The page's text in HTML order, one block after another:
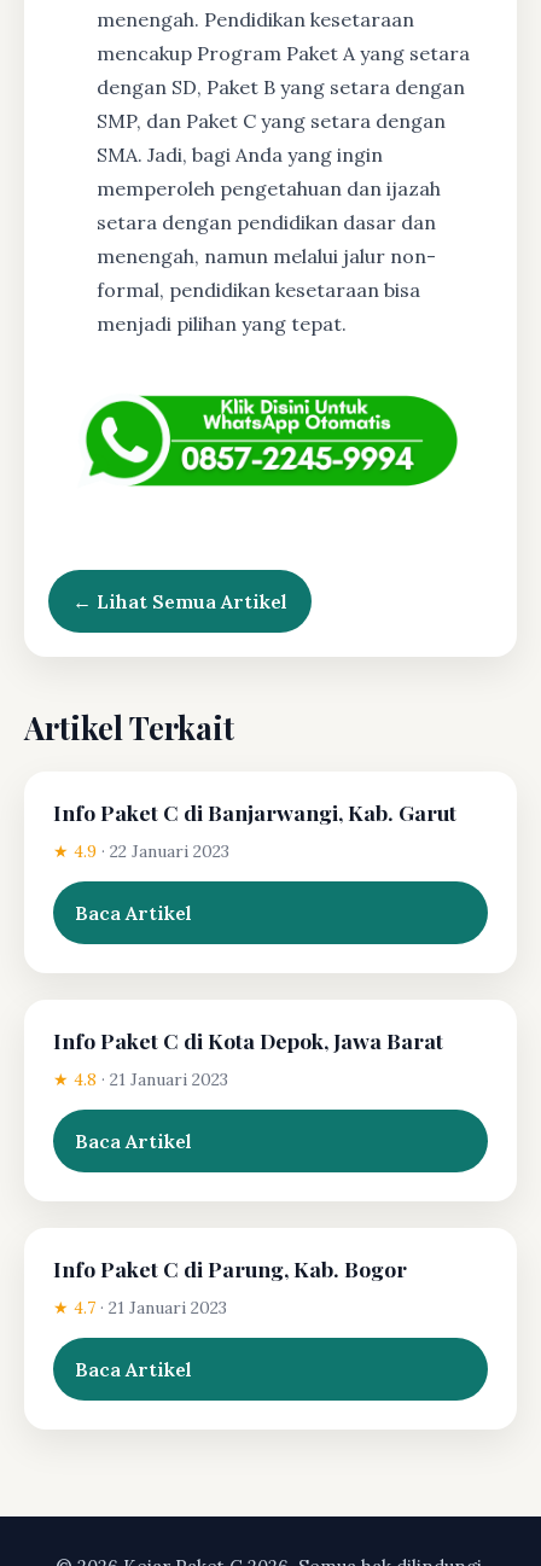
menengah. Pendidikan kesetaraan
mencakup Program Paket A yang setara
dengan SD, Paket B yang setara dengan
SMP, dan Paket C yang setara dengan
SMA. Jadi, bagi Anda yang ingin
memperoleh pengetahuan dan ijazah
setara dengan pendidikan dasar dan
menengah, namun melalui jalur non-
formal, pendidikan kesetaraan bisa
menjadi pilihan yang tepat.
← Lihat Semua Artikel
Artikel Terkait
Info Paket C di Banjarwangi, Kab. Garut
★ 4.9 · 22 Januari 2023
Baca Artikel
Info Paket C di Kota Depok, Jawa Barat
★ 4.8 · 21 Januari 2023
Baca Artikel
Info Paket C di Parung, Kab. Bogor
★ 4.7 · 21 Januari 2023
Baca Artikel